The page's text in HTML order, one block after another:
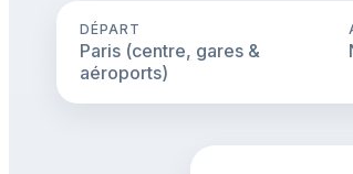
DÉPART
Paris (centre, gares &
aéroports)